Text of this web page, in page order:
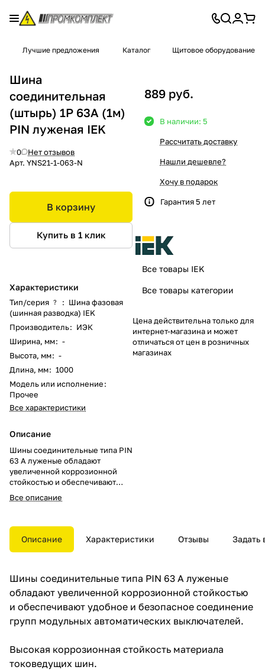
Лучшие предложения Каталог Щитовое оборудование
Шина
соединительная
(штырь) 1P 63A (1м)
PIN луженая IEK
0
Нет отзывов
Арт. YNS21-1-063-N
В корзину
Купить в 1 клик
Характеристики
Тип/серия ? : Шина фазовая
(шинная разводка) IEK
Производитель: ИЭК
Ширина, мм: -
Высота, мм: -
Длина, мм: 1000
Модель или исполнение:
Прочее
Все характеристики
Описание
Шины соединительные типа PIN
63 A луженые обладают
увеличенной коррозионной
стойкостью и обеспечивают
удобное и безопасное
соединение групп модульных
Все описание
889 руб.
В наличии: 5
Рассчитать доставку
Нашли дешевле?
Хочу в подарок
Гарантия 5 лет
Все товары IEK
Все товары категории
Цена действительна только для
интернет-магазина и может
отличаться от цен в розничных
магазинах
Описание Характеристики Отзывы Задать
Шины соединительные типа PIN 63 A луженые
обладают увеличенной коррозионной стойкостью
и обеспечивают удобное и безопасное соединение
групп модульных автоматических выключателей.
Высокая коррозионная стойкость материала
токоведущих шин.